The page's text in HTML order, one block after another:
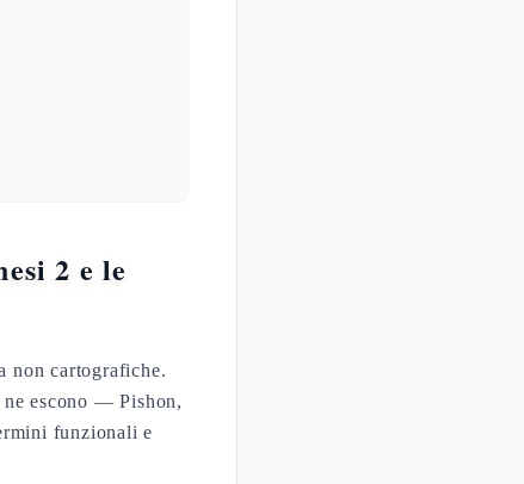
2 e le
non cartografiche.
escono — Pishon,
funzionali e